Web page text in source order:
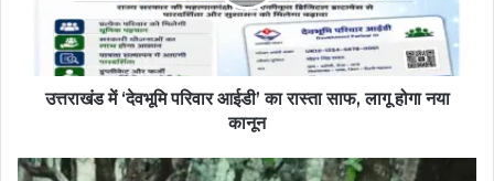
उत्तराखंड में ‘देवभूमि परिवार आईडी’ का रास्ता साफ, लागू होगा नया
कानून